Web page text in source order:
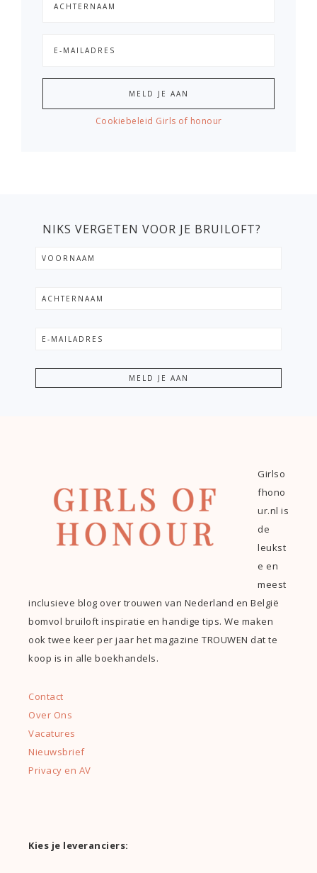
Cookiebeleid Girls of honour
NIKS VERGETEN VOOR JE BRUILOFT?
Girlso
fhono
ur.nl is
de
leukst
e en
meest
inclusieve blog over trouwen van Nederland en België
bomvol bruiloft inspiratie en handige tips. We maken
ook twee keer per jaar het magazine TROUWEN dat te
koop is in alle boekhandels.
Contact
Over Ons
Vacatures
Nieuwsbrief
Privacy en AV
Kies je leveranciers: